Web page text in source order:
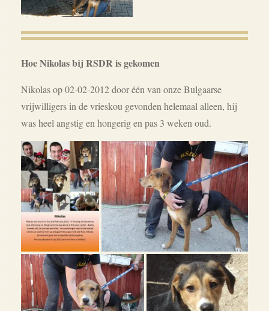
Hoe Nikolas bij RSDR is gekomen
Nikolas op 02-02-2012 door één van onze Bulgaarse
vrijwilligers in de vrieskou gevonden helemaal alleen, hij
was heel angstig en hongerig en pas 3 weken oud.